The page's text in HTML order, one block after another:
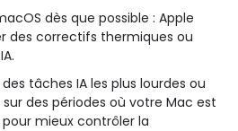
dès que possible : Apple
des correctifs thermiques ou
des tâches IA les plus lourdes ou
des périodes où votre Mac est
mieux contrôler la